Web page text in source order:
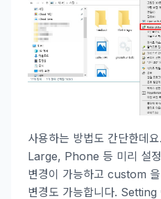
사용하는 방법도 간단한데
Large, Phone 등 미리 설
변경이 가능하고 custom
변경도 가능합니다. Setting